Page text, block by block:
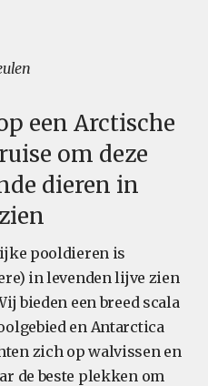
een Arctische
om deze
dieren in
pooldieren is
in levenden lijve zien
bieden een breed scala
en Antarctica
zich op walvissen en
de beste plekken om